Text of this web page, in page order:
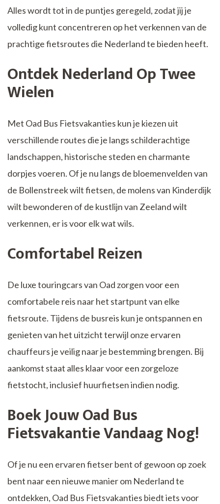
Alles wordt tot in de puntjes geregeld, zodat jij je
volledig kunt concentreren op het verkennen van de
prachtige fietsroutes die Nederland te bieden heeft.
Ontdek Nederland Op Twee
Wielen
Met Oad Bus Fietsvakanties kun je kiezen uit
verschillende routes die je langs schilderachtige
landschappen, historische steden en charmante
dorpjes voeren. Of je nu langs de bloemenvelden van
de Bollenstreek wilt fietsen, de molens van Kinderdijk
wilt bewonderen of de kustlijn van Zeeland wilt
verkennen, er is voor elk wat wils.
Comfortabel Reizen
De luxe touringcars van Oad zorgen voor een
comfortabele reis naar het startpunt van elke
fietsroute. Tijdens de busreis kun je ontspannen en
genieten van het uitzicht terwijl onze ervaren
chauffeurs je veilig naar je bestemming brengen. Bij
aankomst staat alles klaar voor een zorgeloze
fietstocht, inclusief huurfietsen indien nodig.
Boek Jouw Oad Bus
Fietsvakantie Vandaag Nog!
Of je nu een ervaren fietser bent of gewoon op zoek
bent naar een nieuwe manier om Nederland te
ontdekken, Oad Bus Fietsvakanties biedt iets voor